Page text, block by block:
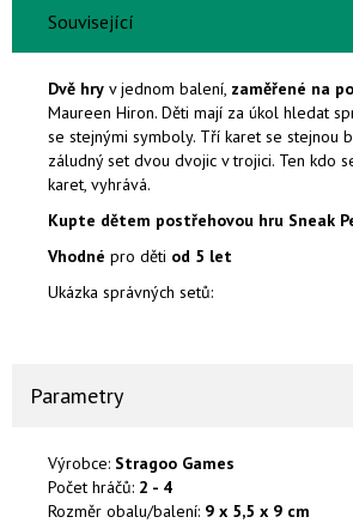
Související
Dvě hry v jednom balení, zaměřené na
Maureen Hiron. Děti mají za úkol hledat
se stejnými symboly. Tří karet se stejnou
záludný set dvou dvojic v trojici. Ten kdo
karet, vyhrává.
Kupte dětem postřehovou hru Sneak
Vhodné pro děti od 5 let
Ukázka správných setů:
Parametry
Výrobce: Stragoo Games
Počet hráčů: 2 - 4
Rozměr obalu/balení: 9 x 5,5 x 9 cm